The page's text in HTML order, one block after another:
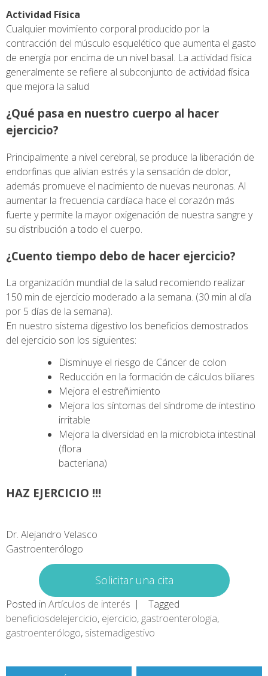
Actividad Física
Cualquier movimiento corporal producido por la
contracción del músculo esquelético que aumenta el gasto
de energía por encima de un nivel basal. La actividad física
generalmente se refiere al subconjunto de actividad física
que mejora la salud
¿Qué pasa en nuestro cuerpo al hacer
ejercicio?
Principalmente a nivel cerebral, se produce la liberación de
endorfinas que alivian estrés y la sensación de dolor,
además promueve el nacimiento de nuevas neuronas. Al
aumentar la frecuencia cardíaca hace el corazón más
fuerte y permite la mayor oxigenación de nuestra sangre y
su distribución a todo el cuerpo.
¿Cuento tiempo debo de hacer ejercicio?
La organización mundial de la salud recomiendo realizar
150 min de ejercicio moderado a la semana. (30 min al día
por 5 días de la semana).
En nuestro sistema digestivo los beneficios demostrados
del ejercicio son los siguientes:
Disminuye el riesgo de Cáncer de colon
Reducción en la formación de cálculos biliares
Mejora el estreñimiento
Mejora los síntomas del síndrome de intestino
irritable
Mejora la diversidad en la microbiota intestinal
(flora
bacteriana)
HAZ EJERCICIO !!!
Dr. Alejandro Velasco
Gastroenterólogo
Solicitar una cita
Posted in Artículos de interés
Tagged
beneficiosdelejercicio, ejercicio, gastroenterologia,
gastroenterólogo, sistemadigestivo
Navegación